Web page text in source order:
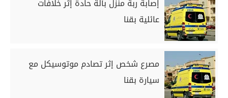
إصابة ربة منزل بآلة حادة إثر خلافات
عائلية بقنا
مصرع شخص إثر تصادم موتوسيكل مع
سيارة بقنا